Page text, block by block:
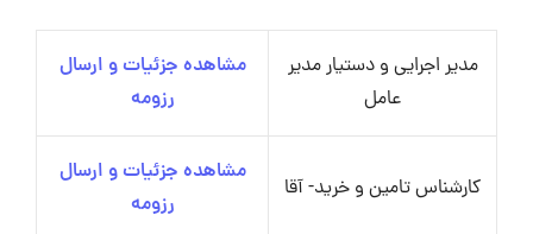
مدیر اجرایی و دستیار مدیر
عامل
مشاهده جزئیات و ارسال
رزومه
کارشناس تامین و خرید- آقا
مشاهده جزئیات و ارسال
رزومه